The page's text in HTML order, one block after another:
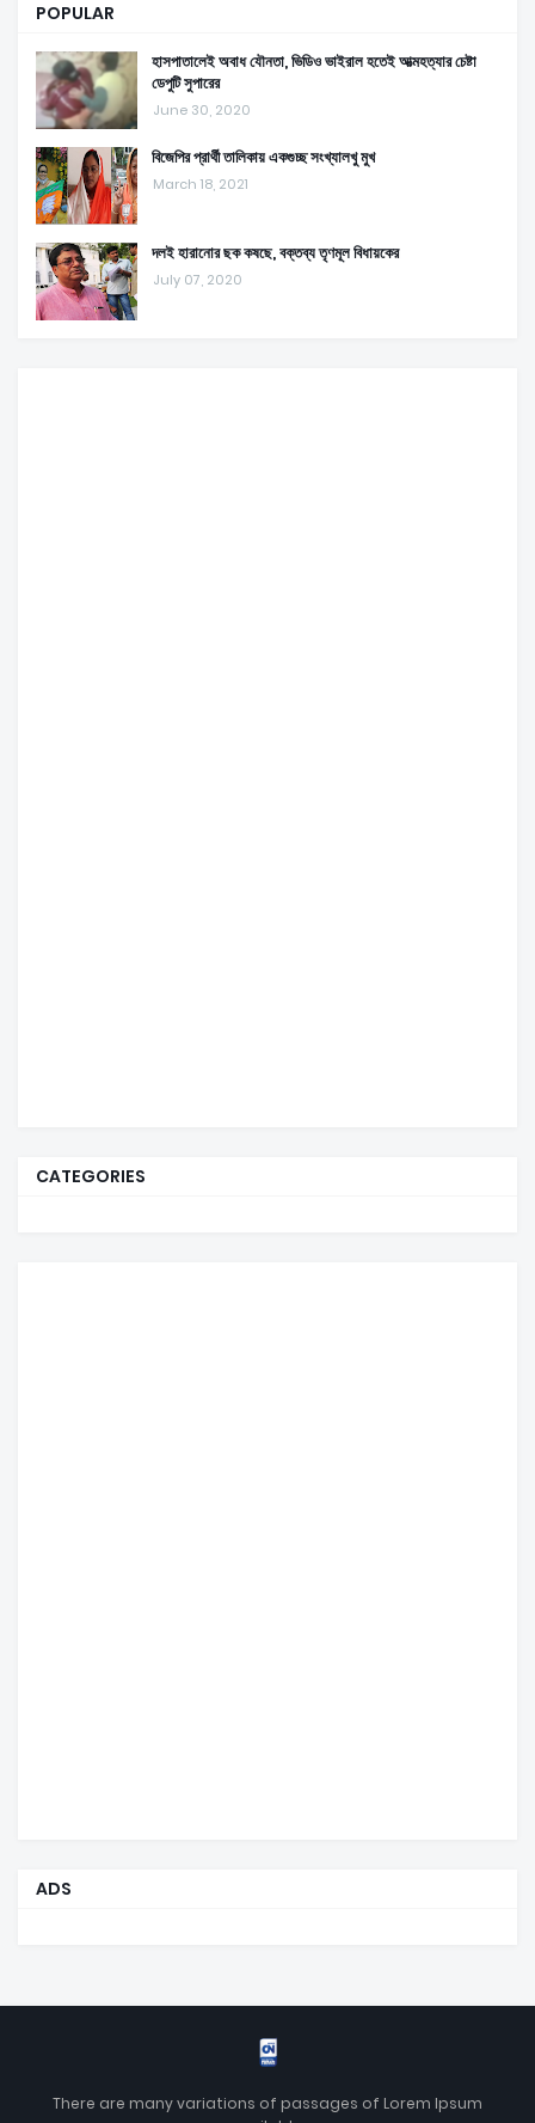
POPULAR
হাসপাতালেই অবাধ যৌনতা, ভিডিও ভাইরাল হতেই আত্মহত্যার চেষ্টা
ডেপুটি সুপারের
June 30, 2020
বিজেপির প্রার্থী তালিকায় একগুচ্ছ সংখ্যালখু মুখ
March 18, 2021
দলই হারানোর ছক কষছে, বক্তব্য তৃণমূল বিধায়কের
July 07, 2020
CATEGORIES
ADS
There are many variations of passages of Lorem Ipsum